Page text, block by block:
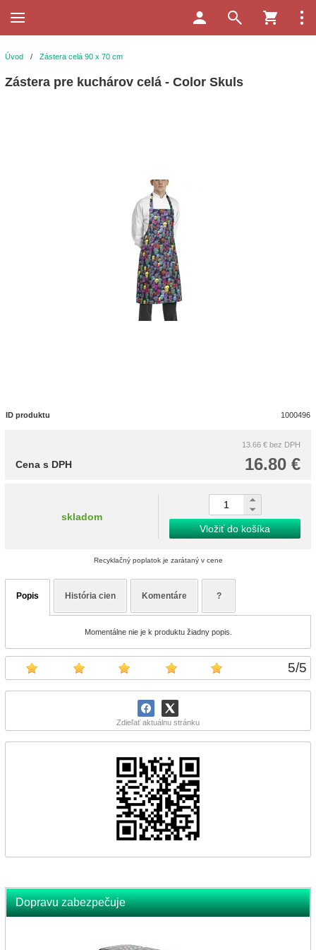
5/5
Zdieľať aktuálnu stránku
Dopravu zabezpečuje
Úvod / Zástera celá 90 x 70 cm
Zástera pre kuchárov celá - Color Skuls
ID produktu 1000496
13.66 € bez DPH
16.80 €
Cena s DPH
skladom
Vložiť do košíka
Recyklačný poplatok je zarátaný v cene
Popis História cien Komentáre ?
Momentálne nie je k produktu žiadny popis.